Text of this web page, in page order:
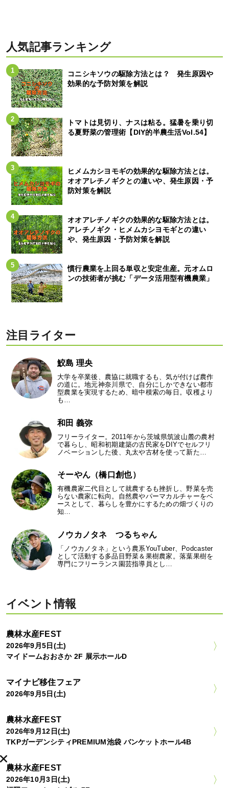
人気記事ランキング
コニシキソウの駆除方法とは？ 発生原因や
効果的な予防対策を解説
トマトは見切り、ナスは粘る。猛暑を乗り切
る夏野菜の管理術【DIY的半農生活Vol.54】
ヒメムカシヨモギの効果的な駆除方法とは。
オオアレチノギクとの違いや、発生原因・予
防対策を解説
オオアレチノギクの効果的な駆除方法とは。
アレチノギク・ヒメムカシヨモギとの違い
や、発生原因・予防対策を解説
慣行農業を上回る単収と安定生産。元オムロ
ンの技術者が挑む「データ活用型有機農業」
注目ライター
鮫島 理央
大学を卒業後、農協に就職するも、気が付けば農作
の道に。地元神奈川県で、自分にしかできない都市
型農業を実現するため、暗中模索の毎日。収穫より
も…
和田 義弥
フリーライター。2011年から茨城県筑波山麓の農村
で暮らし、昭和初期建築の古民家をDIYでセルフリ
ノベーションした後、丸太や古材を使って新た…
そーやん（橋口創也）
有機農家二代目として就農するも挫折し、野菜を売
らない農家に転向。自然農やパーマカルチャーをベ
ースとして、暮らしを豊かにするための畑づくりの
知…
ノウカノタネ つるちゃん
「ノウカノタネ」という農系YouTuber、Podcaster
として活動する多品目野菜＆果樹農家。落葉果樹を
専門にフリーランス園芸指導員とし…
イベント情報
農林水産FEST
2026年9月5日(土)
マイドームおおさか 2F 展示ホールD
マイナビ移住フェア
2026年9月5日(土)
農林水産FEST
2026年9月12日(土)
TKPガーデンシティPREMIUM池袋 バンケットホール4B
農林水産FEST
2026年10月3日(土)